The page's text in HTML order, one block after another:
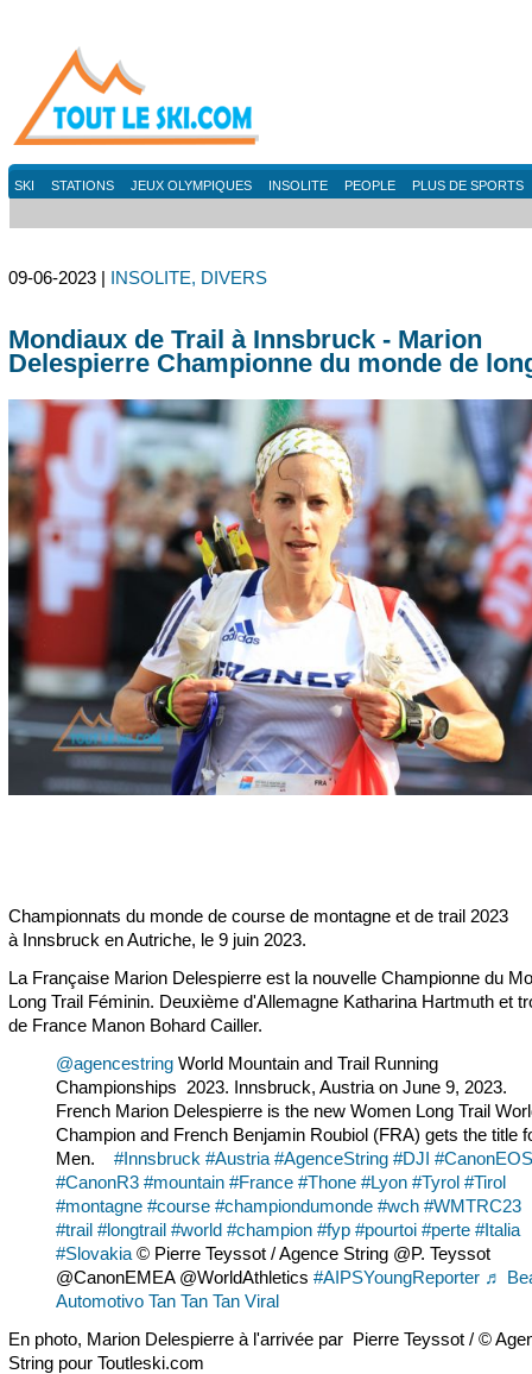
SKI STATIONS JEUX OLYMPIQUES INSOLITE PEOPLE PLUS DE SPORTS
09-06-2023 | INSOLITE, DIVERS
Mondiaux de Trail à Innsbruck - Marion
Delespierre Championne du monde de
Championnats du monde de course de montagne et de trail 2023
à Innsbruck en Autriche, le 9 juin 2023.
La Française Marion Delespierre est la nouvelle Championne du
Long Trail Féminin. Deuxième d'Allemagne Katharina Hartmuth et
de France Manon Bohard Cailler.
@agencestring World Mountain and Trail Running
Championships 2023. Innsbruck, Austria on June 9, 2023.
French Marion Delespierre is the new Women Long Trail
Champion and French Benjamin Roubiol (FRA) gets the title
Men. #Innsbruck #Austria #AgenceString #DJI #CanonEOS
#CanonR3 #mountain #France #Thone #Lyon #Tyrol #Tirol
#montagne #course #championdumonde #wch #WMTRC23
#trail #longtrail #world #champion #fyp #pourtoi #perte #Italia
#Slovakia © Pierre Teyssot / Agence String @P. Teyssot
@CanonEMEA @WorldAthletics #AIPSYoungReporter ♬
Automotivo Tan Tan Tan Viral
En photo, Marion Delespierre à l'arrivée par Pierre Teyssot / ©
String pour Toutleski.com